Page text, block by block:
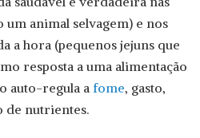
animal selvagem) e nos
a hora (pequenos jejuns que
resposta a uma alimentação
auto-regula a fome, gasto,
de nutrientes.